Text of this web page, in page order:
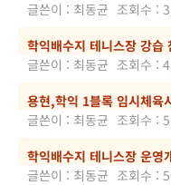
글쓴이 : 최동균 조회수 :
학익배수지 테니스장 강습
글쓴이 : 최동균 조회수 :
용현,학익 1블록 임시체육
글쓴이 : 최동균 조회수 :
학익배수지 테니스장 운영
글쓴이 : 최동균 조회수 :